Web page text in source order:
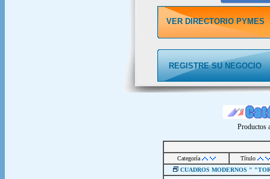
VER DIRECTORIO PYMES
REGISTRE SU NEGOCIO
Productos
Categoría
Título
CUADROS MODERNOS "